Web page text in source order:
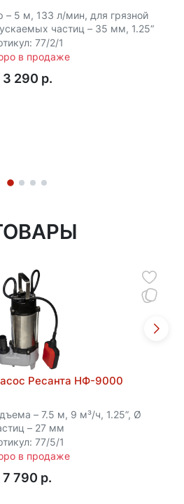
– 5 м, 133 л/мин, для грязной
частиц – 35 мм, 1.25“
77/2/1
в продаже
3 290 p.
Ресанта НФ-9000
– 7.5 м, 9 м³/ч, 1.25”, Ø
– 27 мм
77/5/1
в продаже
7 790 p.